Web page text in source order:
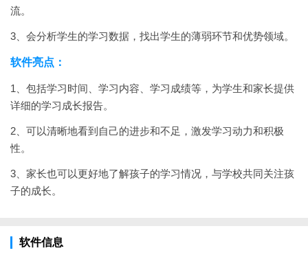
流。
3、会分析学生的学习数据，找出学生的薄弱环节和优势领域。
软件亮点：
1、包括学习时间、学习内容、学习成绩等，为学生和家长提供
详细的学习成长报告。
2、可以清晰地看到自己的进步和不足，激发学习动力和积极
性。
3、家长也可以更好地了解孩子的学习情况，与学校共同关注孩
子的成长。
软件信息